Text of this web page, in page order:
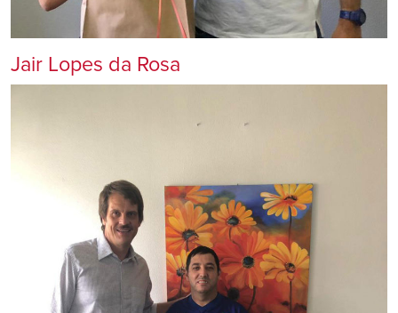
Jair Lopes da Rosa